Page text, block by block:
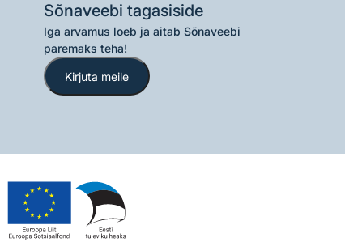
Sõnaveebi tagasiside
Iga arvamus loeb ja aitab Sõnaveebi
paremaks teha!
Kirjuta meile